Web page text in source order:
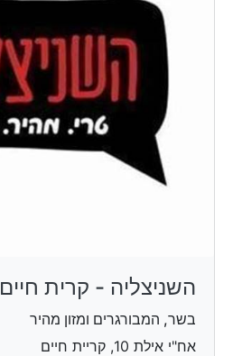
השניצליה - קרית חיים
בשר, המבורגרים ומזון מהיר
אח"י אילת 10, קריית חיים